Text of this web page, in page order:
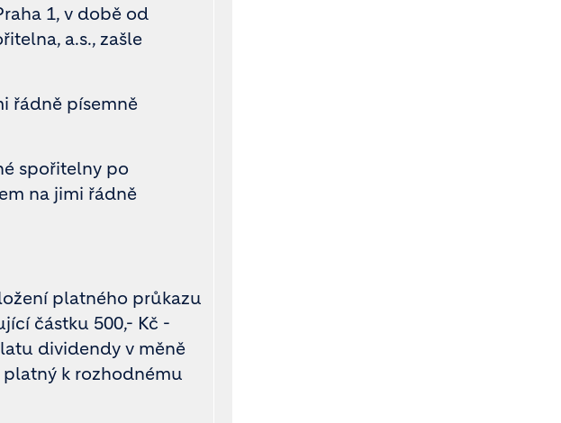
1, v době od
a.s., zašle
řádně písemně
spořitelny po
na jimi řádně
platného průkazu
částku 500,- Kč -
dividendy v měně
k rozhodnému